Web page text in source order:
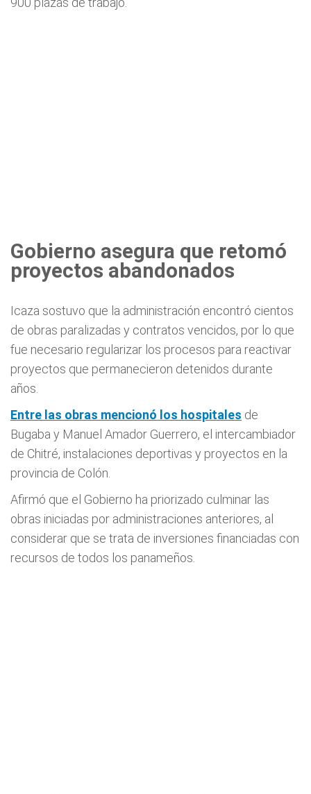
Gobierno asegura que retomó
proyectos abandonados
Icaza sostuvo que la administración encontró cientos
de obras paralizadas y contratos vencidos, por lo que
fue necesario regularizar los procesos para reactivar
proyectos que permanecieron detenidos durante
años.
Entre las obras mencionó los hospitales de
Bugaba y Manuel Amador Guerrero, el intercambiador
de Chitré, instalaciones deportivas y proyectos en la
provincia de Colón.
Afirmó que el Gobierno ha priorizado culminar las
obras iniciadas por administraciones anteriores, al
considerar que se trata de inversiones financiadas con
recursos de todos los panameños.